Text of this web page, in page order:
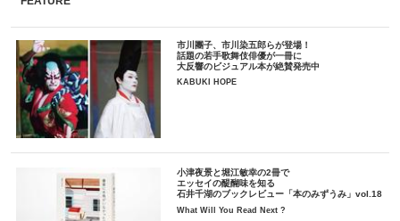
市川團子、市川染五郎らが登場！
話題の若手歌舞伎俳優が一冊に
大反響のビジュアル本が絶賛発売中
KABUKI HOPE
小津夜景と堀江敏幸の2冊で
エッセイの醍醐味を知る
石井千湖のブックレビュー「本のみずうみ」vol.18
What Will You Read Next ?